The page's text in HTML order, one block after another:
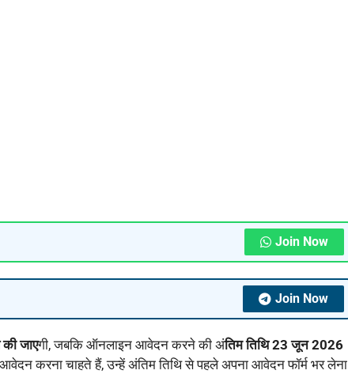
Join Now
Join Now
जाएगी, जबकि ऑनलाइन आवेदन करने की अंतिम तिथि 23 जून 2026
करना चाहते हैं, उन्हें अंतिम तिथि से पहले अपना आवेदन फॉर्म भर लेना